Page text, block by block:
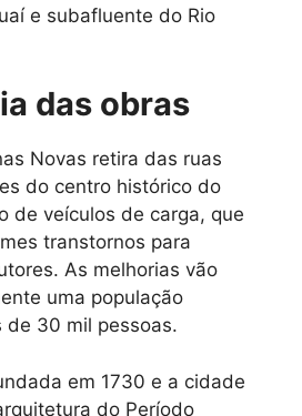
e subafluente do Rio
das obras
Novas retira das ruas
do centro histórico do
de veículos de carga, que
transtornos para
As melhorias vão
uma população
de 30 mil pessoas.
em 1730 e a cidade
do Período